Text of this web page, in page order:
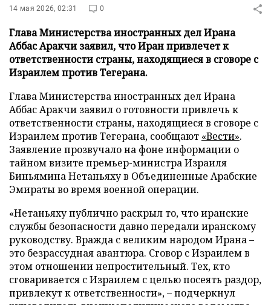
14 мая 2026, 02:31 0
Глава Министерства иностранных дел Ирана
Аббас Аракчи заявил, что Иран привлечет к
ответственности страны, находящиеся в сговоре с
Израилем против Тегерана.
Глава Министерства иностранных дел Ирана
Аббас Аракчи заявил о готовности привлечь к
ответственности страны, находящиеся в сговоре с
Израилем против Тегерана, сообщают «Вести».
Заявление прозвучало на фоне информации о
тайном визите премьер-министра Израиля
Биньямина Нетаньяху в Объединенные Арабские
Эмираты во время военной операции.
«Нетаньяху публично раскрыл то, что иранские
службы безопасности давно передали иранскому
руководству. Вражда с великим народом Ирана –
это безрассудная авантюра. Сговор с Израилем в
этом отношении непростительный. Тех, кто
сговаривается с Израилем с целью посеять раздор,
привлекут к ответственности», – подчеркнул